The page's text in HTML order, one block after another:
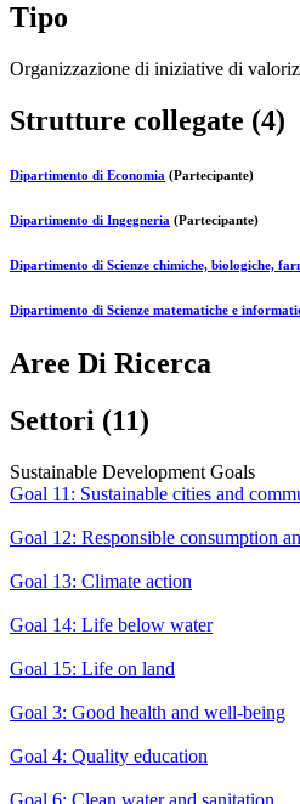
Tipo
Organizzazione di iniziative di
Strutture collegate (4)
Dipartimento di Economia (Partecipante)
Dipartimento di Ingegneria (Partecipante)
Dipartimento di Scienze chimiche, biologiche,
Dipartimento di Scienze matematiche e
Aree Di Ricerca
Settori (11)
Sustainable Development Goals
Goal 11: Sustainable cities and
Goal 12: Responsible consumption
Goal 13: Climate action
Goal 14: Life below water
Goal 15: Life on land
Goal 3: Good health and well-being
Goal 4: Quality education
Goal 6: Clean water and sanitation